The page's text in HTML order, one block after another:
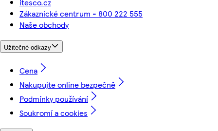
itesco.cz
Zákaznické centrum - 800 222 555
Naše obchody
Užitečné odkazy
Cena
Nakupujte online bezpečně
Podmínky používání
Soukromí a cookies